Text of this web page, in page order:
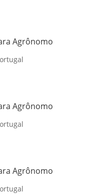
Agrônomo
Agrônomo
Agrônomo